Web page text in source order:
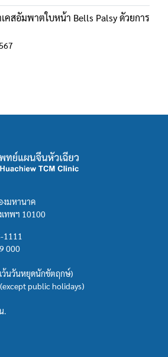
คสอัมพาตใบหน้า Bells Palsy ดัวยการ
งมหานาค
ทพฯ 10100
1111
000
ว้นวันหยุดนักขัตฤกษ์)
public holidays)
.